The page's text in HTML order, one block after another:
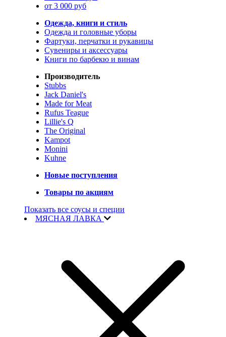
от 3 000 руб
Одежда, книги и стиль
Одежда и головные уборы
Фартуки, перчатки и рукавицы
Сувениры и аксессуары
Книги по барбекю и винам
Производитель
Stubbs
Jack Daniel's
Made for Meat
Rufus Teague
Lillie's Q
The Original
Kampot
Monini
Kuhne
Новые поступления
Товары по акциям
Показать все соусы и специи
МЯСНАЯ ЛАВКА